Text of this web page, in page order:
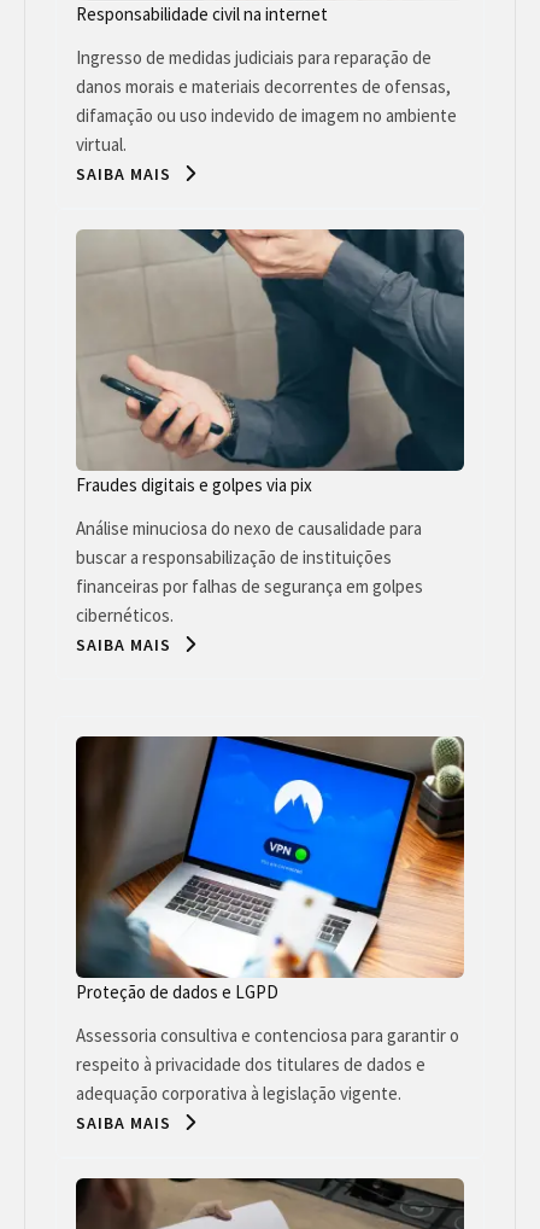
Responsabilidade civil na internet
Ingresso de medidas judiciais para reparação de
danos morais e materiais decorrentes de ofensas,
difamação ou uso indevido de imagem no ambiente
virtual.
SAIBA MAIS
Fraudes digitais e golpes via pix
Análise minuciosa do nexo de causalidade para
buscar a responsabilização de instituições
financeiras por falhas de segurança em golpes
cibernéticos.
SAIBA MAIS
Proteção de dados e LGPD
Assessoria consultiva e contenciosa para garantir o
respeito à privacidade dos titulares de dados e
adequação corporativa à legislação vigente.
SAIBA MAIS